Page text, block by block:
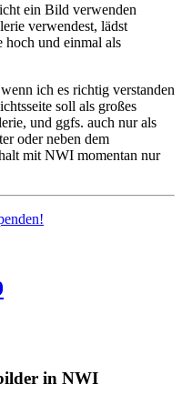
ein Bild verwenden
verwendest, lädst
hoch und einmal als
ich es richtig verstanden
soll als großes
und ggfs. auch nur als
oder neben dem
mit NWI momentan nur
in NWI